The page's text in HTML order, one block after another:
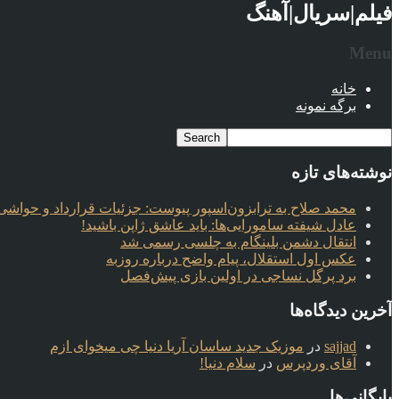
فیلم|سریال|آهنگ
Menu
خانه
برگه نمونه
نوشته‌های تازه
محمد صلاح به ترابزون‌اسپور پیوست: جزئیات قرارداد و حواشی
عادل شیفته سامورایی‌ها: باید عاشق ژاپن باشید!
انتقال دشمن بلینگام به چلسی رسمی شد
عکس اول استقلال، پیام واضح درباره روزبه
برد پرگل نساجی در اولین بازی پیش‌فصل
آخرین دیدگاه‌ها
sajjad در موزیک جدید ساسان آریا دنیا چی میخوای ازم
آقای وردپرس در سلام دنیا!